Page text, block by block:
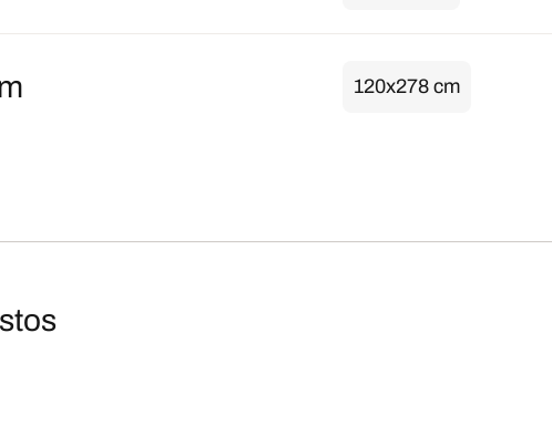
120x278 cm